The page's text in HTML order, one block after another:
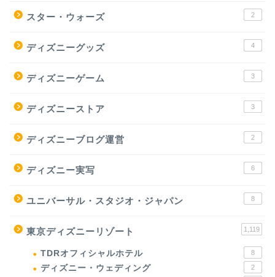
スター・ウォーズ 2
ディズニーグッズ 4
ディズニーゲーム 3
ディズニーストア 3
ディズニーブログ運営 2
ディズニー実写 6
ユニバーサル・スタジオ・ジャパン 8
東京ディズニーリゾート 1,119
TDRオフィシャルホテル 8
ディズニー・ウェディング 2